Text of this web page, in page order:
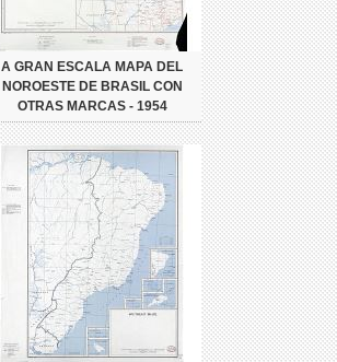
A GRAN ESCALA MAPA DEL
NOROESTE DE BRASIL CON
OTRAS MARCAS - 1954